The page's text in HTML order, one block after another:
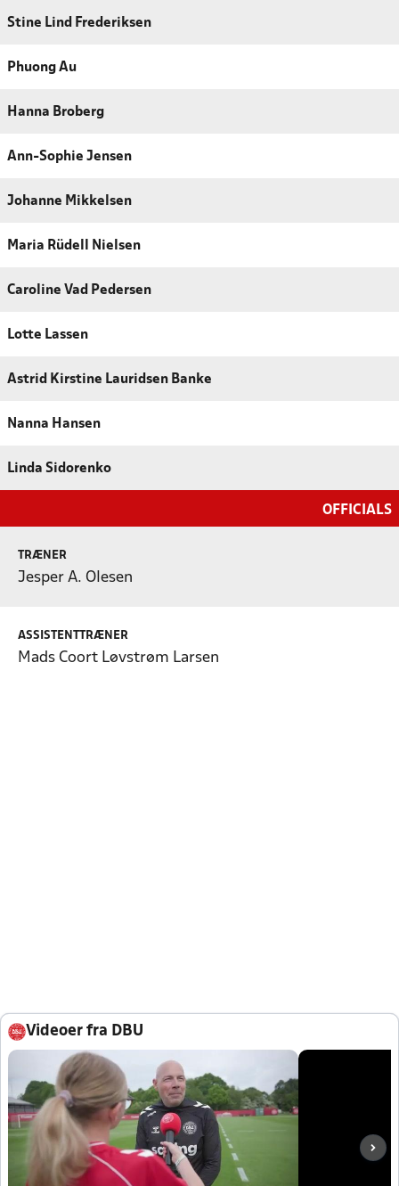
Stine Lind Frederiksen
Phuong Au
Hanna Broberg
Ann-Sophie Jensen
Johanne Mikkelsen
Maria Rüdell Nielsen
Caroline Vad Pedersen
Lotte Lassen
Astrid Kirstine Lauridsen Banke
Nanna Hansen
Linda Sidorenko
OFFICIALS
TRÆNER
Jesper A. Olesen
ASSISTENTTRÆNER
Mads Coort Løvstrøm Larsen
Videoer fra DBU